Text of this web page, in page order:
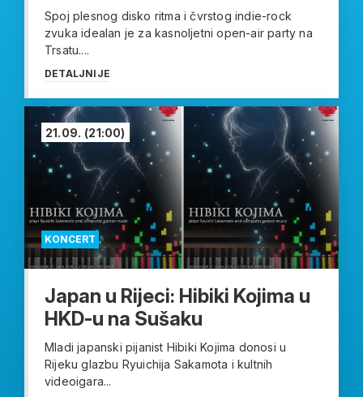
Spoj plesnog disko ritma i čvrstog indie-rock
zvuka idealan je za kasnoljetni open-air party na
Trsatu....
DETALJNIJE
KONCERT
21.09. (21:00)
Japan u Rijeci: Hibiki Kojima u
HKD-u na Sušaku
Mladi japanski pijanist Hibiki Kojima donosi u
Rijeku glazbu Ryuichija Sakamota i kultnih
videoigara...